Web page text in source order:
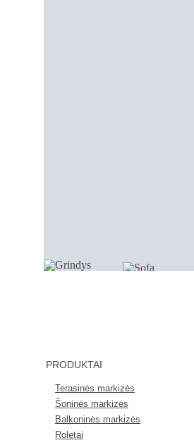
PRODUKTAI
Terasinės markizės
Šoninės markizės
Balkoninės markizės
Roletai